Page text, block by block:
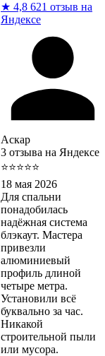
★ 4,8 621 отзыв на
Яндексе
Аскар
3 отзыва на Яндексе
⭐⭐⭐⭐⭐
18 мая 2026
Для спальни
понадобилась
надёжная система
блэкаут. Мастера
привезли
алюминиевый
профиль длиной
четыре метра.
Установили всё
буквально за час.
Никакой
строительной пыли
или мусора.